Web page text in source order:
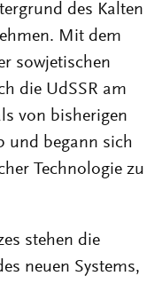
des Kalten
Mit dem
sowjetischen
die UdSSR am
von bisherigen
und begann sich
Technologie zu
stehen die
neuen Systems,